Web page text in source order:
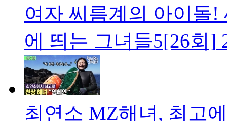
여자 씨름계의 아이돌
에 띄는 그녀들5[26회]
최연소 MZ해녀, 최고